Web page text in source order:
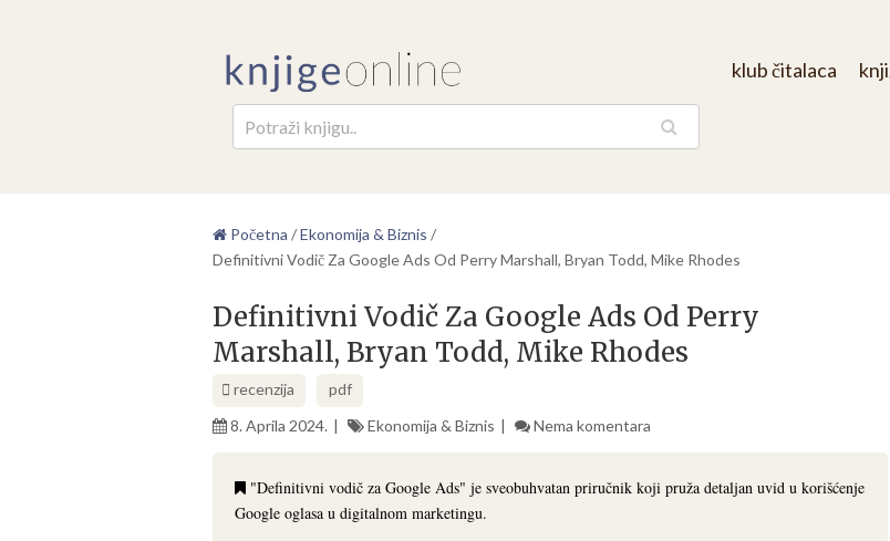
klub čitalaca
Početna /Ekonomija & Biznis /
Definitivni Vodič Za Google Ads Od Perry Marshall, Bryan Todd, Mike Rhodes
Definitivni Vodič Za Google Ads Od Perry
Marshall, Bryan Todd, Mike Rhodes
recenzija
pdf
8. Aprila 2024.
Ekonomija & Biznis Nema komentara
"Definitivni vodič za Google Ads" je sveobuhvatan priručnik koji pruža detaljan uvid u korišćenje
Google oglasa u digitalnom marketingu.